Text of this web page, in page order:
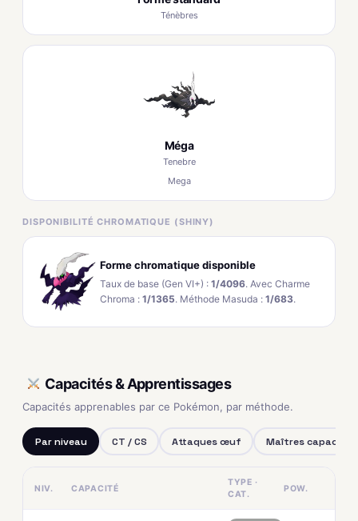
Ténèbres
Méga
Tenebre
Mega
DISPONIBILITÉ CHROMATIQUE (SHINY)
Forme chromatique disponible
Taux de base (Gen VI+) : 1/4096. Avec Charme
Chroma : 1/1365. Méthode Masuda : 1/683.
Capacités & Apprentissages
Capacités apprenables par ce Pokémon, par méthode.
Par niveau CT / CS Attaques œuf Maîtres capacités
NIV. CAPACITÉ
TYPE ·
CAT.
POW.